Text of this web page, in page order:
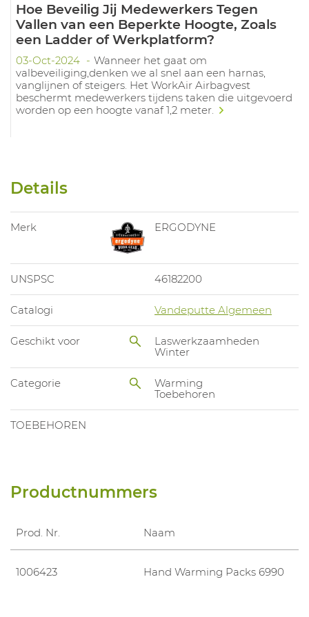
Hoe Beveilig Jij Medewerkers Tegen
Vallen van een Beperkte Hoogte, Zoals
een Ladder of Werkplatform?
03-Oct-2024
Wanneer het gaat om
valbeveiliging,denken we al snel aan een harnas,
vanglijnen of steigers. Het WorkAir Airbagvest
beschermt medewerkers tijdens taken die uitgevoerd
worden op een hoogte vanaf 1,2 meter.
Details
Merk ERGODYNE
UNSPSC 46182200
Catalogi Vandeputte Algemeen
Geschikt voor
Laswerkzaamheden
Winter
Categorie
Warming
Toebehoren
TOEBEHOREN
Productnummers
Prod. Nr. Naam
1006423 Hand Warming Packs 6990